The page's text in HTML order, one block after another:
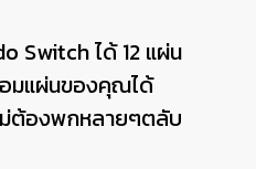
Switch ได้ 12 แผ่น
มแผ่นของคุณได้
ต้องพกหลายๆตลับ